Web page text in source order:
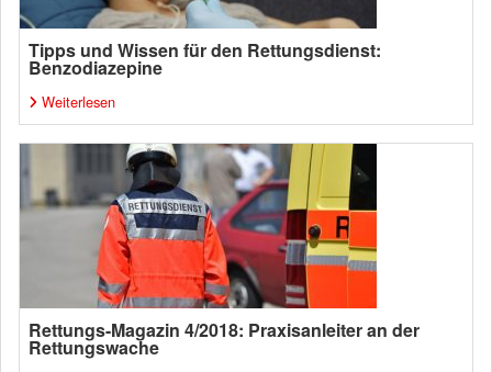
Tipps und Wissen für den Rettungsdienst:
Benzodiazepine
Weiterlesen
Rettungs-Magazin 4/2018: Praxisanleiter an der
Rettungswache